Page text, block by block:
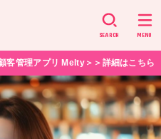
SEARCH MENU
客管理アプリ Melty＞＞詳細はこちら